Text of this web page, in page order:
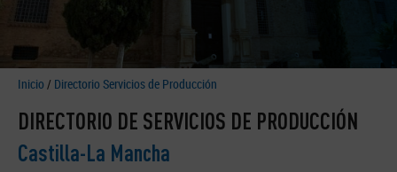
Inicio / Directorio Servicios de Producción
DIRECTORIO DE SERVICIOS DE PRODUCCIÓN
Castilla-La Mancha